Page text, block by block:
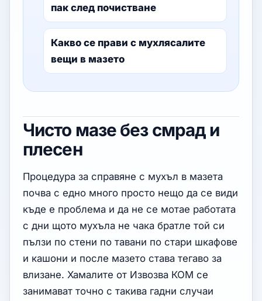
пак след почистване
Какво се прави с мухлясалите
вещи в мазето
Чисто мазе без смрад и
плесен
Процедура за справяне с мухъл в мазета
почва с едно много просто нещо да се види
къде е проблема и да не се мотае работата
с дни щото мухъла не чака братле той си
пълзи по стени по тавани по стари шкафове
и кашони и после мазето става тегаво за
влизане. Хамалите от Извозва КОМ се
занимават точно с такива гадни случаи